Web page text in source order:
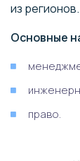
из регионов.
Основные
право.